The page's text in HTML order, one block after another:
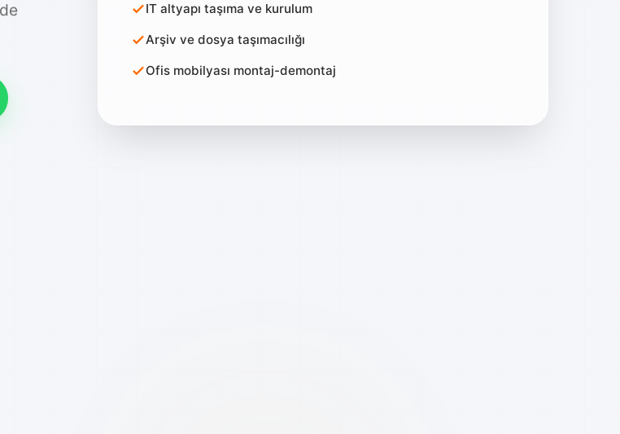
IT altyapı taşıma ve kurulum
Arşiv ve dosya taşımacılığı
Ofis mobilyası montaj-demontaj